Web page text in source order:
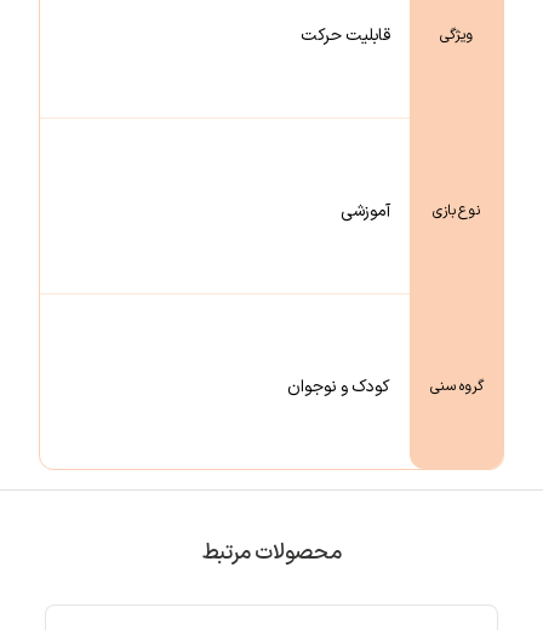
ویژگی قابلیت حرکت
نوع بازی آموزشی
گروه سنی کودک و نوجوان
محصولات مرتبط